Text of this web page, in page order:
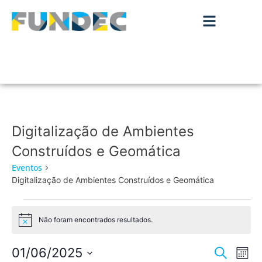
Digitalização de Ambientes
Construídos e Geomática
Eventos
Digitalização de Ambientes Construídos e Geomática
Aviso Não foram encontrados resultados.
Pesquisar
Mês
01/06/2025